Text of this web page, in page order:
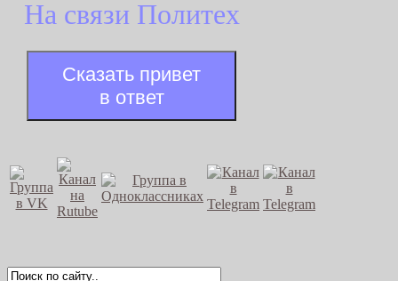
На связи Политех
Сказать привет
в ответ